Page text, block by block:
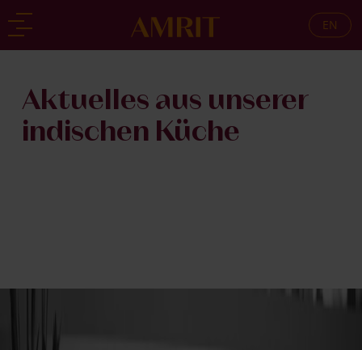
EN
Aktuelles aus unserer
indischen Küche